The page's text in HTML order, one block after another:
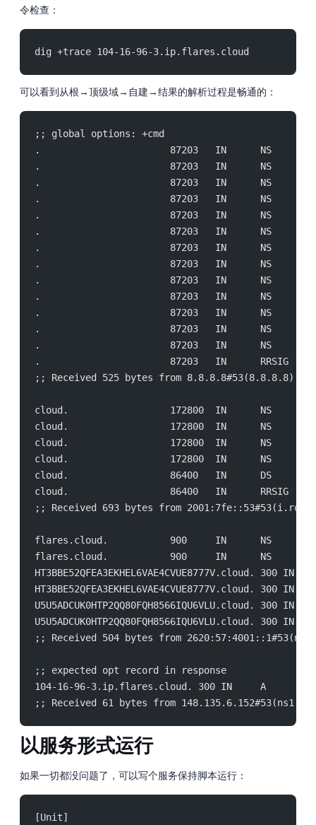
令检查：
dig +trace 104-16-96-3.ip.flares.cloud
可以看到从根→cloud 顶级域→自建 DNS→结果的解析过程是畅通的：
;; global options: +cmd
.                       87203   IN      NS
.                       87203   IN      NS
.                       87203   IN      NS
.                       87203   IN      NS
.                       87203   IN      NS
.                       87203   IN      NS
.                       87203   IN      NS
.                       87203   IN      NS
.                       87203   IN      NS
.                       87203   IN      NS
.                       87203   IN      NS
.                       87203   IN      NS
.                       87203   IN      NS
.                       87203   IN      RRSIG   NS 8 0 518400
;; Received 525 bytes from 8.8.8.8#53(8.8.8.8) in
cloud.                  172800  IN      NS
cloud.                  172800  IN      NS
cloud.                  172800  IN      NS
cloud.                  172800  IN      NS
cloud.                  86400   IN      DS      7041 13 2
cloud.                  86400   IN      RRSIG   DS 8 1 86400
;; Received 693 bytes from
flares.cloud.           900     IN      NS
flares.cloud.           900     IN      NS
HT3BBE52QFEA3EKHEL6VAE4CVUE8777V.cloud. 300 IN
HT3BBE52QFEA3EKHEL6VAE4CVUE8777V.cloud. 300
U5U5ADCUK0HTP2QQ80FQH8566IQU6VLU.cloud. 300 IN
U5U5ADCUK0HTP2QQ80FQH8566IQU6VLU.cloud. 300
;; Received 504 bytes from
;; expected opt record in response
104-16-96-3.ip.flares.cloud. 300 IN     A
;; Received 61 bytes from
以服务形式运行
如果一切都没问题了，可以写个 systemctl 服务 /etc/systemd/system/dns-server.service 保持脚本运行：
[Unit]